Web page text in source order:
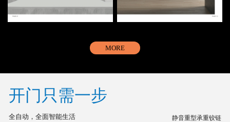
MORE
开门只需一步
全自动，全面智能生活
静音重型承重铰链